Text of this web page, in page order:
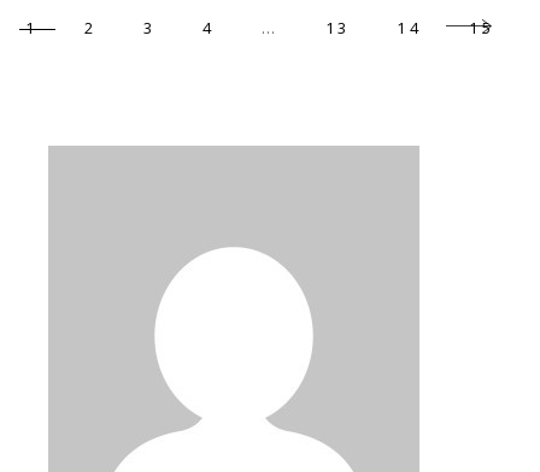
1 2 3 4 … 13 14 15